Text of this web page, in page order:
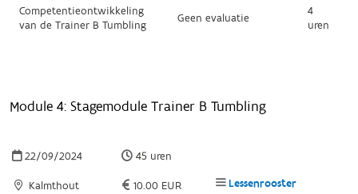
Competentieontwikkeling
van de Trainer B Tumbling
Geen evaluatie
4
uren
Module 4: Stagemodule Trainer B Tumbling
22/09/2024 45 uren
Kalmthout 10.00 EUR Lessenrooster